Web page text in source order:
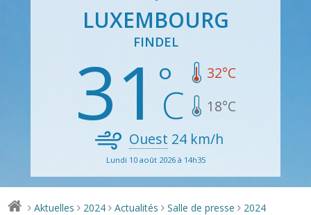
LUXEMBOURG
FINDEL
31 32°C
18°C
Ouest 24 km/h
Lundi 10 août 2026 à 14h35
> Aktuelles > 2024 > Actualités > Salle de presse > 2024